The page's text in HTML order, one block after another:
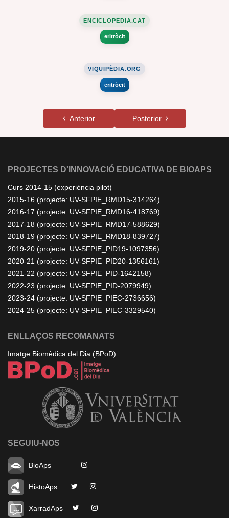
ENCICLOPEDIA.CAT
eritròcit
VIQUIPÈDIA.ORG
eritròcit
Anterior Posterior
PROJECTES D'INNOVACIÓ EDUCATIVA DE BIOAPS
Curs 2014-15 (experiència pilot)
2015-16 (projecte: UV-SFPIE_RMD15-314264)
2016-17 (projecte: UV-SFPIE_RMD16-418769)
2017-18 (projecte: UV-SFPIE_RMD17-588629)
2018-19 (projecte: UV-SFPIE_RMD18-839727)
2019-20 (projecte: UV-SFPIE_PID19-1097356)
2020-21 (projecte: UV-SFPIE_PID20-1356161)
2021-22 (projecte: UV-SFPIE_PID-1642158)
2022-23 (projecte: UV-SFPIE_PID-2079949)
2023-24 (projecte: UV-SFPIE_PIEC-2736656)
2024-25 (projecte: UV-SFPIE_PIEC-3329540)
ENLLAÇOS RECOMANATS
Imatge Biomèdica del Dia (BPoD)
SEGUIU-NOS
BioAps
HistoAps
XarradAps